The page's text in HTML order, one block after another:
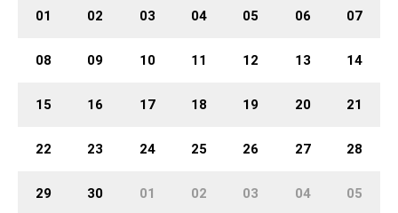
01 02 03 04 05 06 07
08 09 10 11 12 13 14
15 16 17 18 19 20 21
22 23 24 25 26 27 28
29 30 01 02 03 04 05